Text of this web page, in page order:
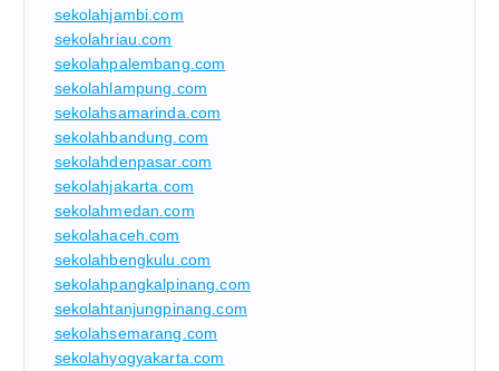
sekolahjambi.com
sekolahriau.com
sekolahpalembang.com
sekolahlampung.com
sekolahsamarinda.com
sekolahbandung.com
sekolahdenpasar.com
sekolahjakarta.com
sekolahmedan.com
sekolahaceh.com
sekolahbengkulu.com
sekolahpangkalpinang.com
sekolahtanjungpinang.com
sekolahsemarang.com
sekolahyogyakarta.com